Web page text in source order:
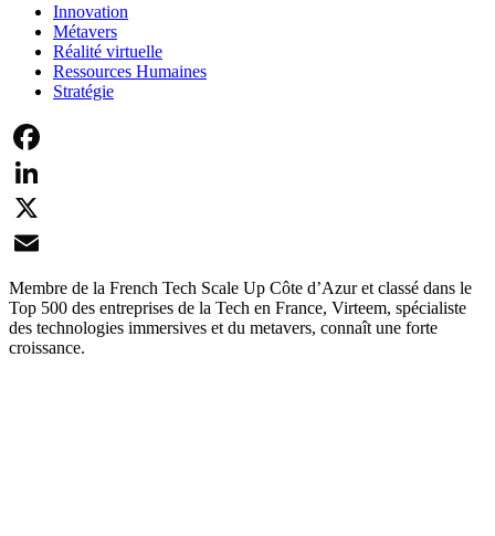
Innovation
Métavers
Réalité virtuelle
Ressources Humaines
Stratégie
Facebook
LinkedIn
X
Email
Membre de la French Tech Scale Up Côte d’Azur et classé dans le
Top 500 des entreprises de la Tech en France, Virteem, spécialiste
des technologies immersives et du metavers, connaît une forte
croissance.